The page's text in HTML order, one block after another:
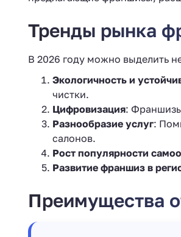
Тренды рынка
В 2026 году можно выделить
Экологичность и
чистки.
Цифровизация:
Разнообразие услуг:
салонов.
Рост популярности
Развитие франшиз в
Преимущества